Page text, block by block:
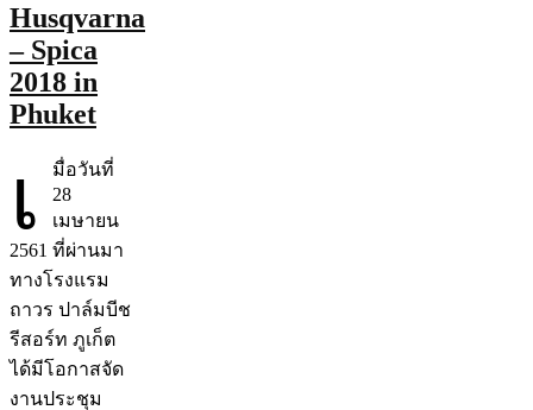
Husqvarna
– Spica
2018 in
Phuket
เ
มื่อวันที่
28
เมษายน
2561 ที่ผ่านมา
ทางโรงแรม
ถาวร ปาล์มบีช
รีสอร์ท ภูเก็ต
ได้มีโอกาสจัด
งานประชุม